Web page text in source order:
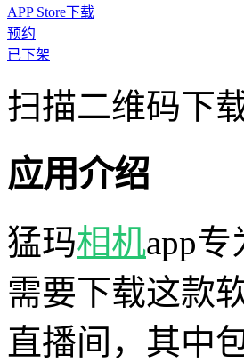
APP Store下载
预约
已下架
扫描二维码下
应用介绍
猛玛相机app专
需要下载这款
直播间，其中